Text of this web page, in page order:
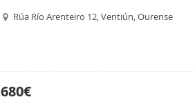
Rúa Río Arenteiro 12, Ventiún, Ourense
680€